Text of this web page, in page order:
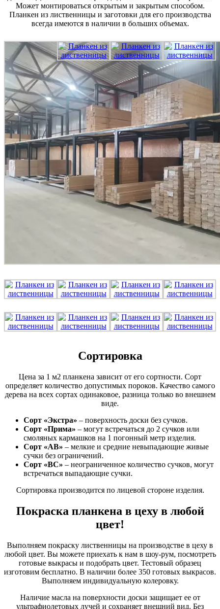
Может монтироваться открытым и закрытым способом.
Планкен из лиственницы и заготовки для его производства
всегда имеются в наличии в больших объемах.
Сортировка
Цена за 1 м2 планкена зависит от его сортности. Сорт
определяет количество допустимых пороков. Качество самого
дерева на всех сортах одинаковое, разница только во внешнем
виде.
Сорт «Экстра» – поверхность доски без сучков.
Сорт «Прима» – могут встречаться до 2 сучков или
смоляных кармашков на 1 погонный метр изделия.
Сорт «АВ» – мелкие и средние невыпадающие живые
сучки без ограничений.
Сорт «ВС» – неограниченное количество сучков, могут
встречаться выпадающие сучки.
Сортировка производится по лицевой стороне изделия.
Покраска планкена в цеху в любой
цвет!
Выполняем покраску лиственницы на производстве в цеху в
любой цвет. Вы можете приехать к нам в шоу-рум, посмотреть
готовые выкрасы и подобрать цвет. Тестовый образец
изготовим бесплатно. В наличии более 350 готовых выкрасов.
Выполняем индивидуальную колеровку.
Наличие масла на поверхности доски защищает ее от
ультрафиолетовых лучей и сохраняет внешний вид. Без